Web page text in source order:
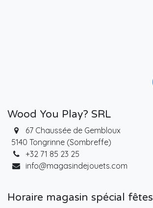
Wood You Play? SRL
67 Chaussée de Gembloux
5140 Tongrinne (Sombreffe)
+32 71 85 23 25
info@magasindejouets.com
Horaire magasin spécial fêtes